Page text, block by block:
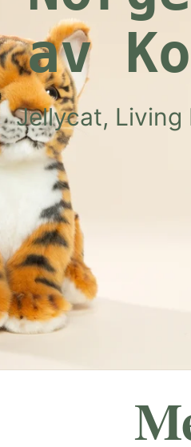
av
Jellycat, Living